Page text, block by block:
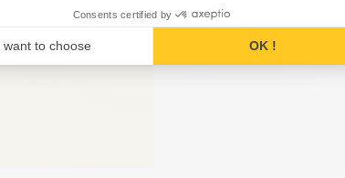
Consents certified by
want to choose OK !